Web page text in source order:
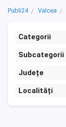
Publi24 Valcea
Categorii
Subcategorii
Județe
Localități